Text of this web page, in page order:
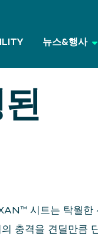
뉴스&행사
시트는 탁월
충격을 견딜만큼